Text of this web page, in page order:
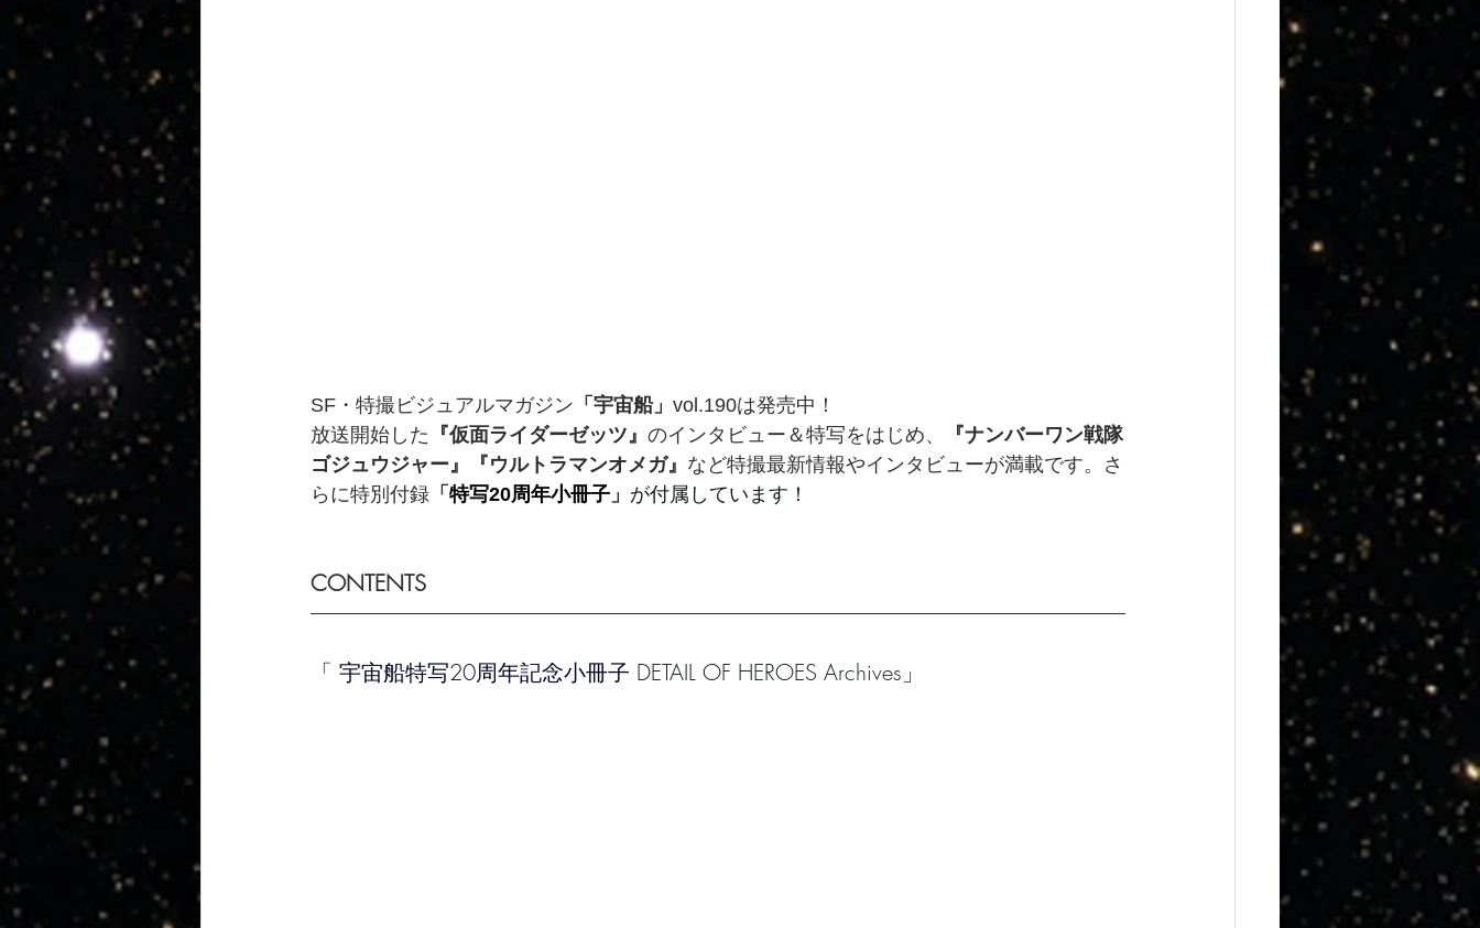
SF・特撮ビジュアルマガジン 「宇宙船」 vol.190は発売中！
放送開始した 『仮面ライダーゼッツ』 のインタビュー＆特写をはじめ、
『ナンバーワン戦隊
ゴジュウジャー』『ウルトラマンオメガ』 など特撮最新情報やインタビューが満載です。さ
らに特別付録 「 特写20周年小冊子 」 が付属しています！
CONTENTS
「 宇宙船特写20周年記念小冊子 DETAIL OF HEROES Archives」